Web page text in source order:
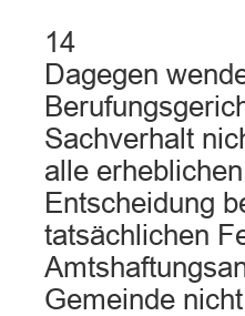
14
Dagegen
Sachverhalt
alle
Entscheidung
tatsächlichen
Gemeinde